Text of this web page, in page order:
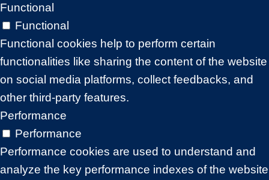
Functional
Functional
Functional cookies help to perform certain
functionalities like sharing the content of the website
on social media platforms, collect feedbacks, and
other third-party features.
Performance
Performance
Performance cookies are used to understand and
analyze the key performance indexes of the website